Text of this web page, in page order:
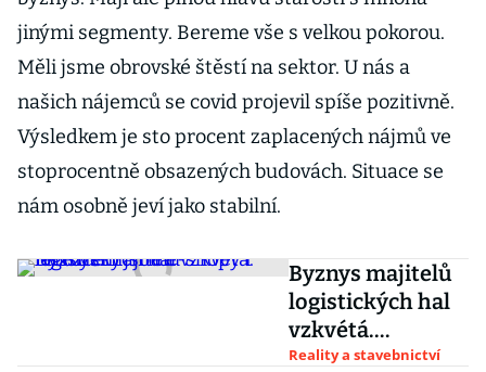
jinými segmenty. Bereme vše s velkou pokorou.
Měli jsme obrovské štěstí na sektor. U nás a
našich nájemců se covid projevil spíše pozitivně.
Výsledkem je sto procent zaplacených nájmů ve
stoprocentně obsazených budovách. Situace se
nám osobně jeví jako stabilní.
Byznys majitelů
logistických hal
vzkvétá.
Motorem jsou e-
Reality a stavebnictví